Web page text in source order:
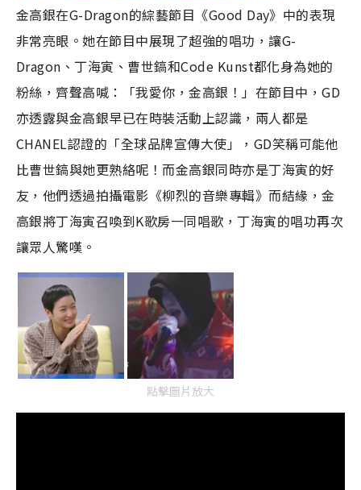
金高銀在G-Dragon的綜藝節目《Good Day》中的表現
非常亮眼。她在節目中展現了超強的唱功，讓G-
Dragon、丁海寅、曹世鎬和Code Kunst都化身為她的
粉絲，齊聲高喊：「我愛你，金高銀！」在節目中，GD
亦透露與金高銀早已在時裝活動上認識，兩人都是
CHANEL認證的「全球品牌宣傳大使」，GD笑稱可能他
比曹世鎬與她更熟絡呢！而金高銀同時亦是丁海寅的好
友，他們透過拍攝電影《柳烈的音樂專輯》而結緣，金
高銀將丁海寅召喚到K歌房一同唱歌，丁海寅的唱功再次
讓眾人驚嘆。
點擊圖片放大